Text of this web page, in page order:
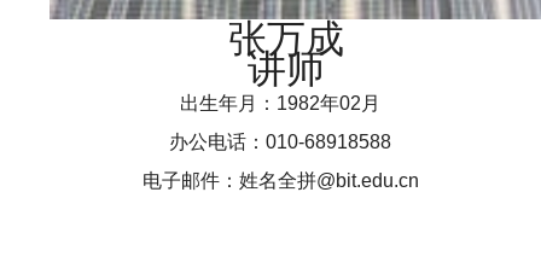
张万成
讲师
出生年月：1982年02月
办公电话：010-68918588
电子邮件：姓名全拼@bit.edu.cn